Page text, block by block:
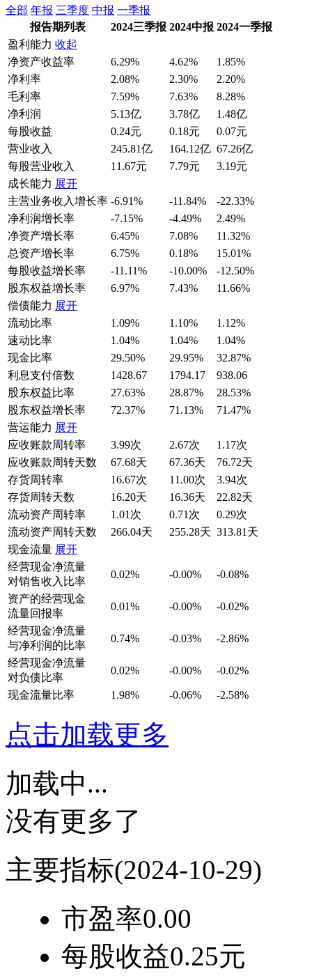
全部 年报 三季度 中报 一季报
报告期列表
2024三季报 2024中报 2024一季报
盈利能力 收起
净资产收益率
6.29% 4.62%
1.85%
净利率
2.08% 2.30%
2.20%
毛利率
7.59% 7.63%
8.28%
净利润
5.13亿 3.78亿
1.48亿
每股收益
0.24元 0.18元
0.07元
营业收入
245.81亿 164.12亿 67.26亿
每股营业收入
11.67元 7.79元
3.19元
成长能力 展开
主营业务收入增长率 -6.91% -11.84%
-22.33%
净利润增长率
-7.15% -4.49%
2.49%
净资产增长率
6.45% 7.08%
11.32%
总资产增长率
6.75% 0.18%
15.01%
每股收益增长率
-11.11% -10.00%
-12.50%
股东权益增长率
6.97% 7.43%
11.66%
偿债能力 展开
流动比率
1.09% 1.10%
1.12%
速动比率
1.04% 1.04%
1.04%
现金比率
29.50% 29.95%
32.87%
利息支付倍数
1428.67 1794.17
938.06
股东权益比率
27.63% 28.87%
28.53%
股东权益增长率
72.37% 71.13%
71.47%
营运能力 展开
应收账款周转率
3.99次 2.67次
1.17次
应收账款周转天数
67.68天 67.36天
76.72天
存货周转率
16.67次 11.00次
3.94次
存货周转天数
16.20天 16.36天
22.82天
流动资产周转率
1.01次 0.71次
0.29次
流动资产周转天数
266.04天 255.28天 313.81天
现金流量 展开
经营现金净流量
对销售收入比率
0.02% -0.00% -0.08%
资产的经营现金
流量回报率
0.01% -0.00% -0.02%
经营现金净流量
与净利润的比率
0.74% -0.03% -2.86%
经营现金净流量
对负债比率
0.02% -0.00% -0.02%
现金流量比率 1.98% -0.06% -2.58%
点击加载更多
加载中...
没有更多了
主要指标(2024-10-29)
市盈率0.00
每股收益0.25元